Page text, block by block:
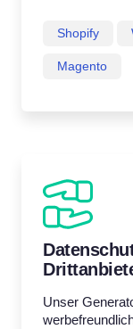
Shopify
Magento
Unser